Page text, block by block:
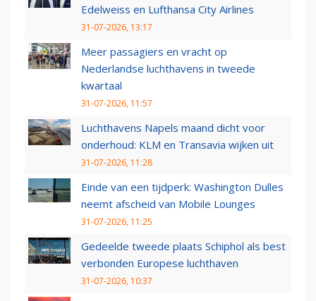
Edelweiss en Lufthansa City Airlines
31-07-2026, 13:17
Meer passagiers en vracht op
Nederlandse luchthavens in tweede
kwartaal
31-07-2026, 11:57
Luchthavens Napels maand dicht voor
onderhoud: KLM en Transavia wijken uit
31-07-2026, 11:28
Einde van een tijdperk: Washington Dulles
neemt afscheid van Mobile Lounges
31-07-2026, 11:25
Gedeelde tweede plaats Schiphol als best
verbonden Europese luchthaven
31-07-2026, 10:37